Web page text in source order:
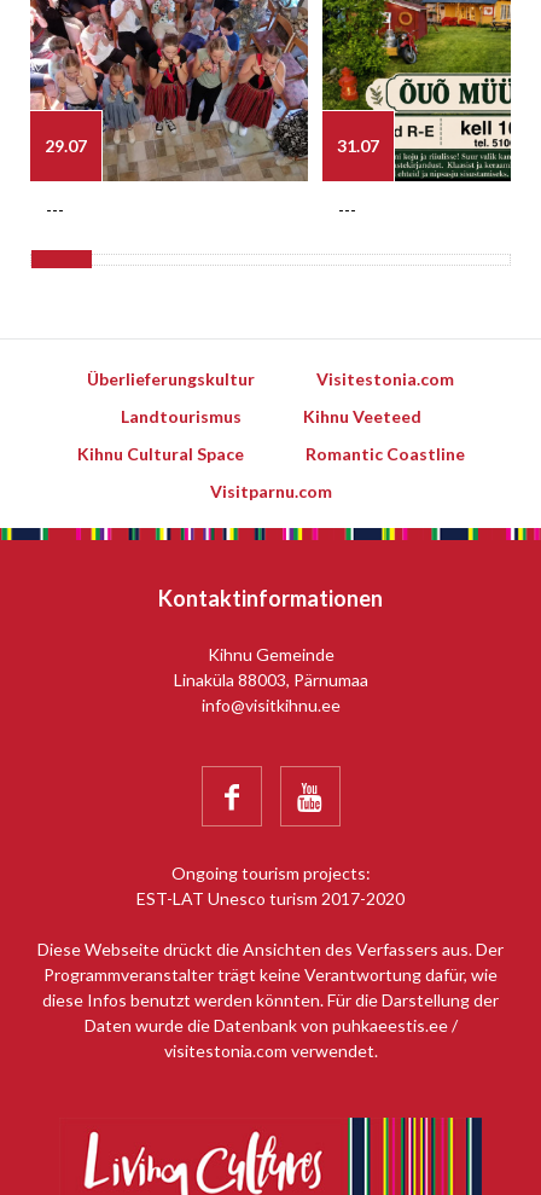
29.07
---
31.07
---
Überlieferungskultur
Visitestonia.com
Landtourismus
Kihnu Veeteed
Kihnu Cultural Space
Romantic Coastline
Visitparnu.com
Kontaktinformationen
Kihnu Gemeinde
Linaküla 88003, Pärnumaa
info@visitkihnu.ee
 
Ongoing tourism projects:
EST-LAT Unesco turism 2017-2020
Diese Webseite drückt die Ansichten des Verfassers aus. Der
Programmveranstalter trägt keine Verantwortung dafür, wie
diese Infos benutzt werden könnten. Für die Darstellung der
Daten wurde die Datenbank von puhkaeestis.ee /
visitestonia.com verwendet.